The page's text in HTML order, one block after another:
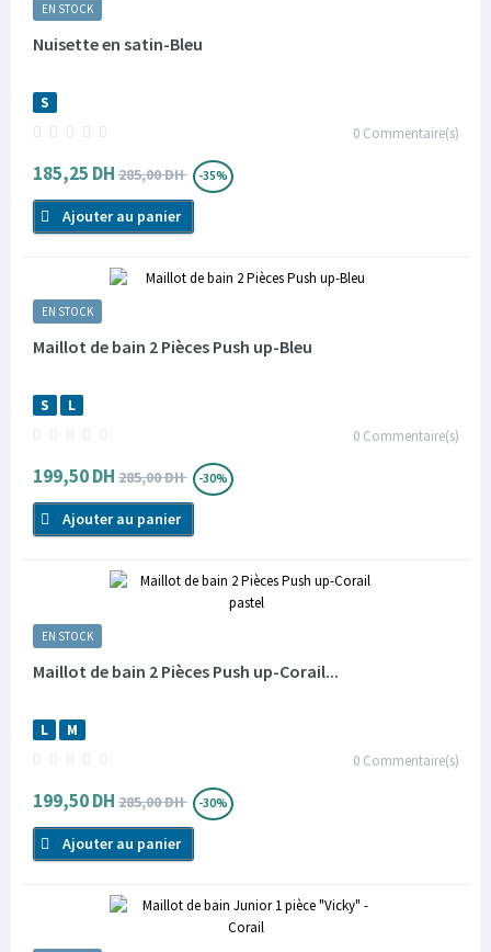
EN STOCK
Nuisette en satin-Bleu
S
0 Commentaire(s)
185,25 DH 285,00 DH -35%
Ajouter au panier
EN STOCK
Maillot de bain 2 Pièces Push up-Bleu
S
L
0 Commentaire(s)
199,50 DH 285,00 DH -30%
Ajouter au panier
EN STOCK
Maillot de bain 2 Pièces Push up-Corail...
L
M
0 Commentaire(s)
199,50 DH 285,00 DH -30%
Ajouter au panier